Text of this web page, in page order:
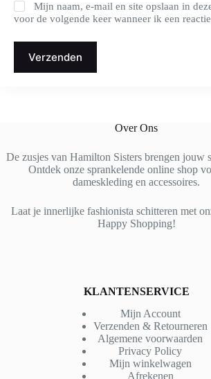
Mijn naam, e-mail en site opslaan in
voor de volgende keer wanneer ik een
Verzenden
Over Ons
De zusjes van Hamilton Sisters brengen jouw
Ontdek onze sprankelende online shop
dameskleding en accessoires.
Laat je innerlijke fashionista schitteren met
Happy Shopping!
KLANTENSERVICE
Mijn Account
Verzenden & Retourneren
Algemene voorwaarden
Privacy Policy
Mijn winkelwagen
Afrekenen